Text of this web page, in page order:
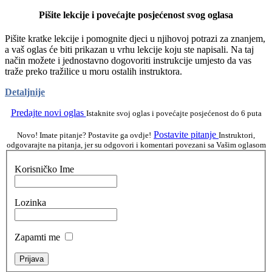
Pišite lekcije i povećajte posjećenost svog oglasa
Pišite kratke lekcije i pomognite djeci u njihovoj potrazi za znanjem,
a vaš oglas će biti prikazan u vrhu lekcije koju ste napisali. Na taj
način možete i jednostavno dogovoriti instrukcije umjesto da vas
traže preko tražilice u moru ostalih instruktora.
Detaljnije
Predajte novi oglas Istaknite svoj oglas i povećajte posjećenost do 6 puta
Novo! Imate pitanje? Postavite ga ovdje! Postavite pitanje Instruktori,
odgovarajte na pitanja, jer su odgovori i komentari povezani sa Vašim oglasom
Korisničko Ime
Lozinka
Zapamti me